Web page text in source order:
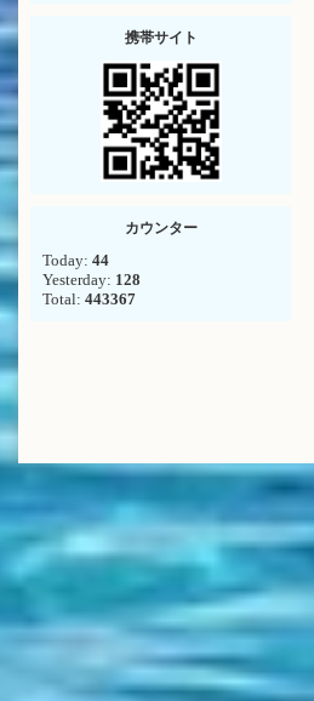
携帯サイト
カウンター
Today: 44
Yesterday: 128
Total: 443367